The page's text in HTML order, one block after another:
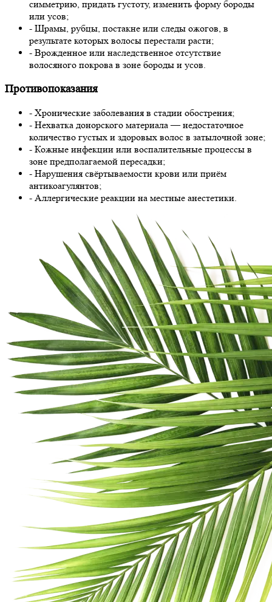
симметрию, придать густоту, изменить форму бороды
или усов;
- Шрамы, рубцы, постакне или следы ожогов, в
результате которых волосы перестали расти;
- Врожденное или наследственное отсутствие
волосяного покрова в зоне бороды и усов.
Противопоказания
- Хронические заболевания в стадии обострения;
- Нехватка донорского материала — недостаточное
количество густых и здоровых волос в затылочной зоне;
- Кожные инфекции или воспалительные процессы в
зоне предполагаемой пересадки;
- Нарушения свёртываемости крови или приём
антикоагулянтов;
- Аллергические реакции на местные анестетики.